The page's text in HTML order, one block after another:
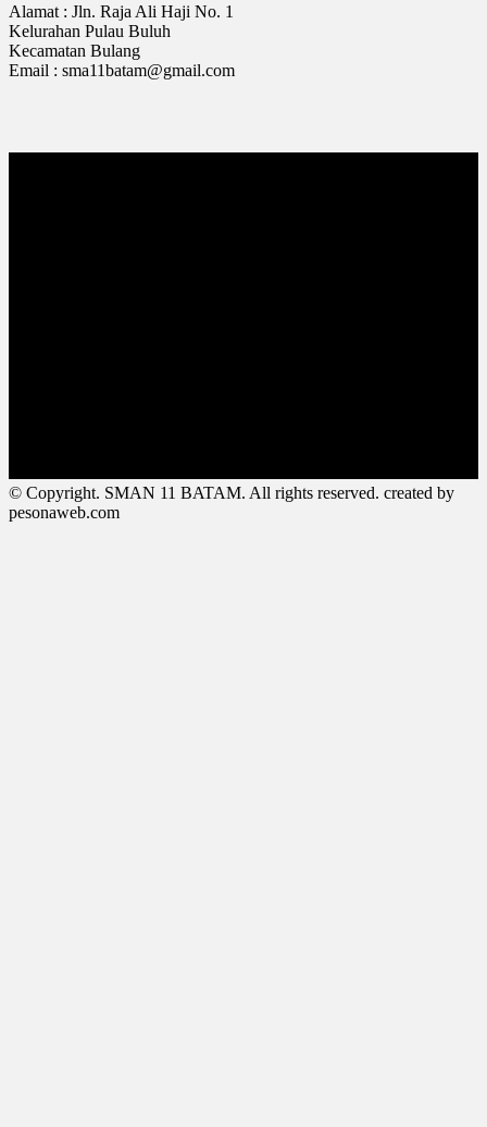
Alamat : Jln. Raja Ali Haji No. 1
Kelurahan Pulau Buluh
Kecamatan Bulang
Email : sma11batam@gmail.com
© Copyright. SMAN 11 BATAM. All rights reserved. created by
pesonaweb.com